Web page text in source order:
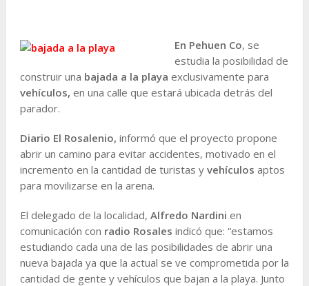
En Pehuen Co, se
estudia la posibilidad de
construir una bajada a la playa exclusivamente para
vehículos, en una calle que estará ubicada detrás del
parador.
Diario El Rosalenio, informó que el proyecto propone
abrir un camino para evitar accidentes, motivado en el
incremento en la cantidad de turistas y vehículos aptos
para movilizarse en la arena.
El delegado de la localidad, Alfredo Nardini en
comunicación con radio Rosales indicó que: “estamos
estudiando cada una de las posibilidades de abrir una
nueva bajada ya que la actual se ve comprometida por la
cantidad de gente y vehículos que bajan a la playa. Junto